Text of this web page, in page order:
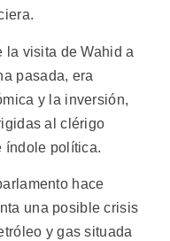
visita de Wahid a
pasada, era
y la inversión,
al clérigo
índole política.
hace
una posible crisis
y gas situada